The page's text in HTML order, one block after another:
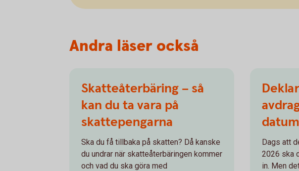
Andra läser också
Skatteåterbäring – så
kan du ta vara på
skattepengarna
Ska du få tillbaka på skatten? Då kanske
du undrar när skatteåterbäringen kommer
och vad du ska göra med
datum
Dags att
2026 ska
in. Men